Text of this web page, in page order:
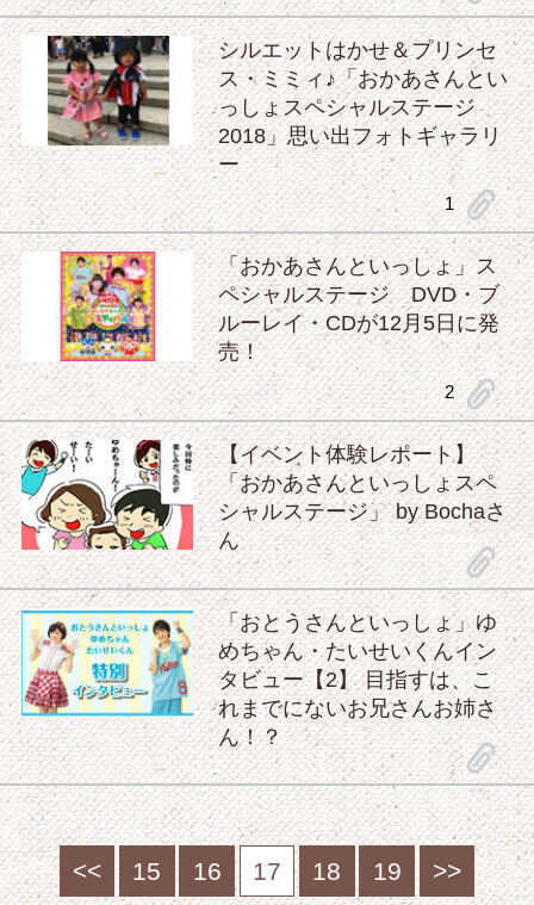
シルエットはかせ＆プリンセ
ス・ミミィ♪「おかあさんとい
っしょスペシャルステージ
2018」思い出フォトギャラリ
ー
clip
1
「おかあさんといっしょ」ス
ペシャルステージ DVD・ブ
ルーレイ・CDが12月5日に発
売！
clip
2
【イベント体験レポート】
「おかあさんといっしょスペ
シャルステージ」 by Bochaさ
ん
clip
「おとうさんといっしょ」ゆ
めちゃん・たいせいくんイン
タビュー【2】 目指すは、こ
れまでにないお兄さんお姉さ
ん！？
clip
<< 15 16 17 18 19 >>